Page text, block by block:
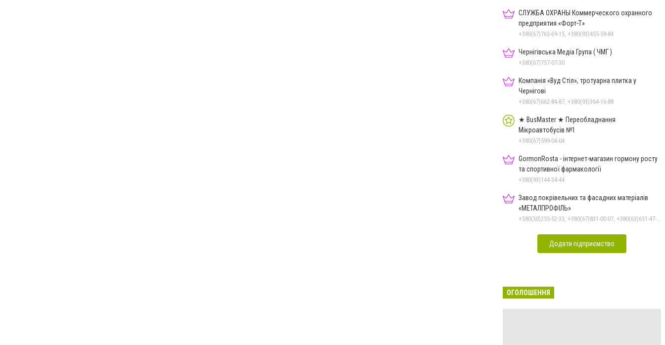
СЛУЖБА ОХРАНЫ Коммерческого охранного
предприятия «Форт-Т»
+380(67)763-69-15, +380(93)455-59-84
Чернігівська Медіа Група ( ЧМГ )
+380(67)757-07-30
Компанія «Вуд Стіл», тротуарна плитка у
Чернігові
+380(67)662-84-87, +380(93)364-16-88
★ BusMaster ★ Переобладнання
Мікроавтобусів №1
+380(67)599-04-04
GormonRosta - інтернет-магазин гормону росту
та спортивної фармакології
+380(93)144-34-44
Завод покрівельних та фасадних матеріалів
«МЕТАЛПРОФІЛЬ»
Додати підприємство
ОГОЛОШЕННЯ